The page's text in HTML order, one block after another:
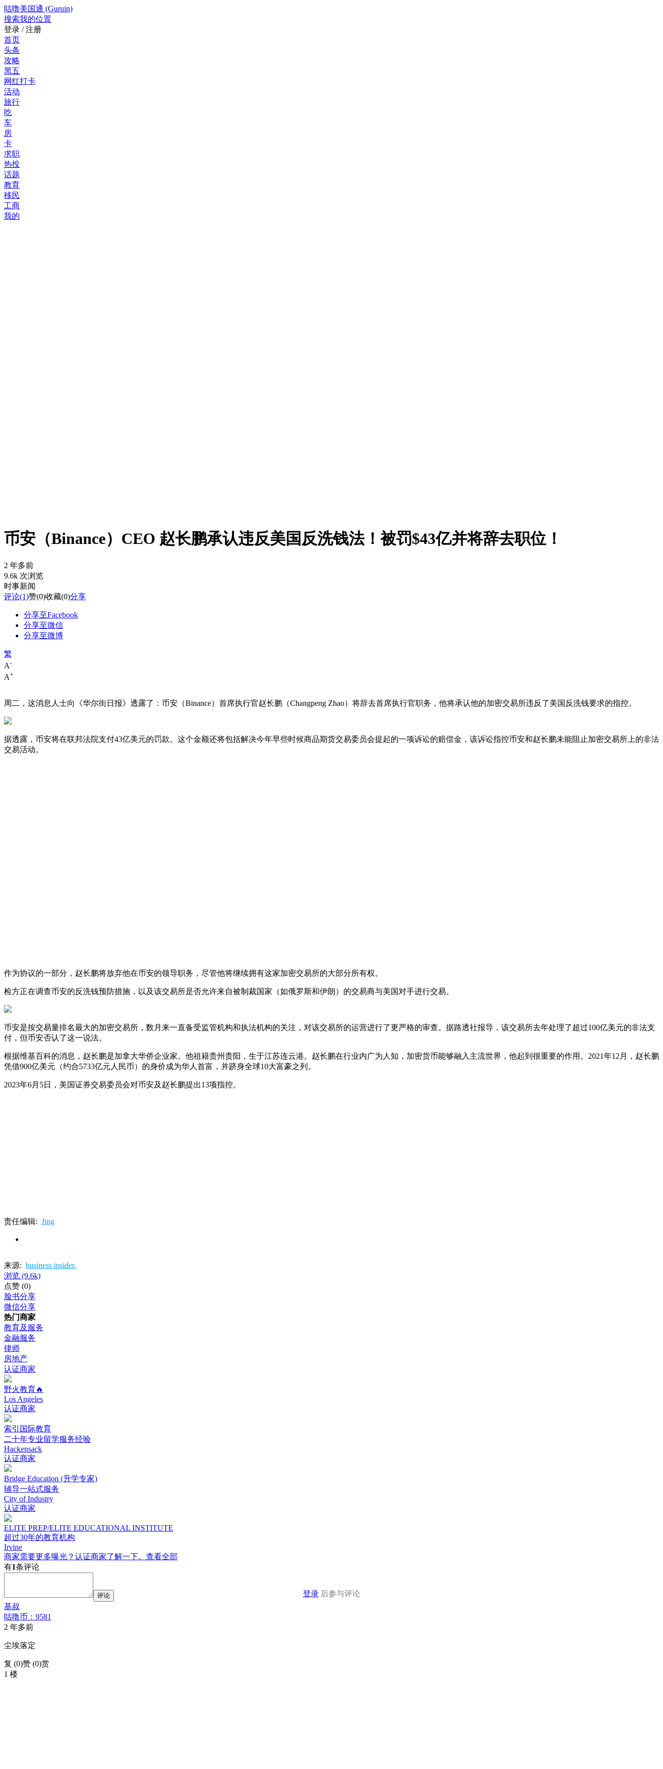
咕噜美国通 (Guruin)
搜索我的位置
登录 / 注册
首页
头条
攻略
黑五
网红打卡
活动
旅行
吃
车
房
卡
求职
热投
话题
教育
移民
工商
我的
币安（Binance）CEO 赵长鹏承认违反美国反洗钱法！被罚$43亿并将辞去职位！
2 年多前
9.6k 次浏览
时事新闻
评论(1)赞(0)收藏(0)分享
分享至Facebook
分享至微信
分享至微博
繁
A-
A+
周二，这消息人士向《华尔街日报》透露了：币安（Binance）首席执行官赵长鹏（Changpeng Zhao）将辞去首席执行官职务，他将承认他的加密交易所违反了美国反洗钱要求的指控。
据透露，币安将在联邦法院支付43亿美元的罚款。这个金额还将包括解决今年早些时候商品期货交易委员会提起的一项诉讼的赔偿金，该诉讼指控币安和赵长鹏未能阻止加密交易所上的非法
交易活动。
作为协议的一部分，赵长鹏将放弃他在币安的领导职务，尽管他将继续拥有这家加密交易所的大部分所有权。
检方正在调查币安的反洗钱预防措施，以及该交易所是否允许来自被制裁国家（如俄罗斯和伊朗）的交易商与美国对手进行交易。
币安是按交易量排名最大的加密交易所，数月来一直备受监管机构和执法机构的关注，对该交易所的运营进行了更严格的审查。据路透社报导，该交易所去年处理了超过100亿美元的非法支
付，但币安否认了这一说法。
根据维基百科的消息，赵长鹏是加拿大华侨企业家。他祖籍贵州贵阳，生于江苏连云港。赵长鹏在行业内广为人知，加密货币能够融入主流世界，他起到很重要的作用。2021年12月，赵长鹏
凭借900亿美元（约合5733亿元人民币）的身价成为华人首富，并跻身全球10大富豪之列。
2023年6月5日，美国证券交易委员会对币安及赵长鹏提出13项指控。
责任编辑: Jing
来源: business insider.
浏览 (9.6k)
点赞 (0)
脸书分享
微信分享
热门商家
教育及服务
金融服务
律师
房地产
认证商家
野火教育🔥
Los Angeles
认证商家
索引国际教育
二十年专业留学服务经验
Hackensack
认证商家
Bridge Education (升学专家)
辅导一站式服务
City of Industry
认证商家
ELITE PREP/ELITE EDUCATIONAL INSTITUTE
超过30年的教育机构
Irvine
商家需要更多曝光？认证商家了解一下。 查看全部
有1条评论
登录 后参与评论
评论
基叔
咕噜币：9581
2 年多前
尘埃落定
复 (0)赞 (0)赏
1 楼